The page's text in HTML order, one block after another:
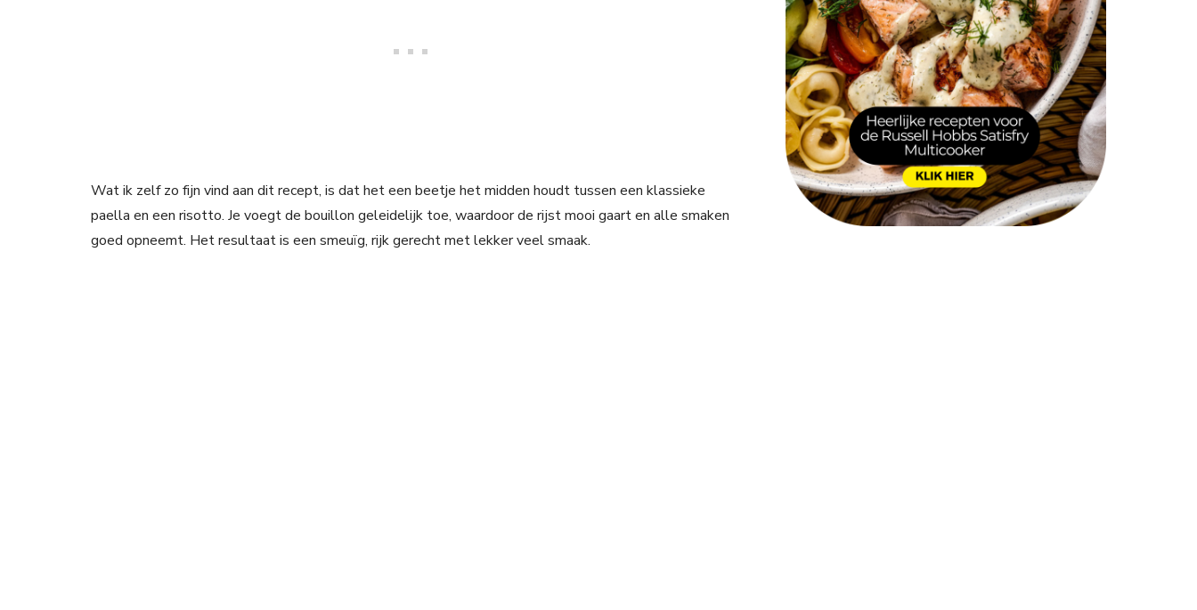
Wat ik zelf zo fijn vind aan dit recept, is dat het een beetje het midden houdt tussen een klassieke
paella en een risotto. Je voegt de bouillon geleidelijk toe, waardoor de rijst mooi gaart en alle smaken
goed opneemt. Het resultaat is een smeuïg, rijk gerecht met lekker veel smaak.